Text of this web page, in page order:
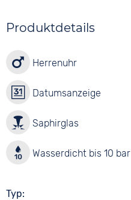
Produktdetails
Herrenuhr
Datumsanzeige
Saphirglas
Wasserdicht bis 10 bar
Typ